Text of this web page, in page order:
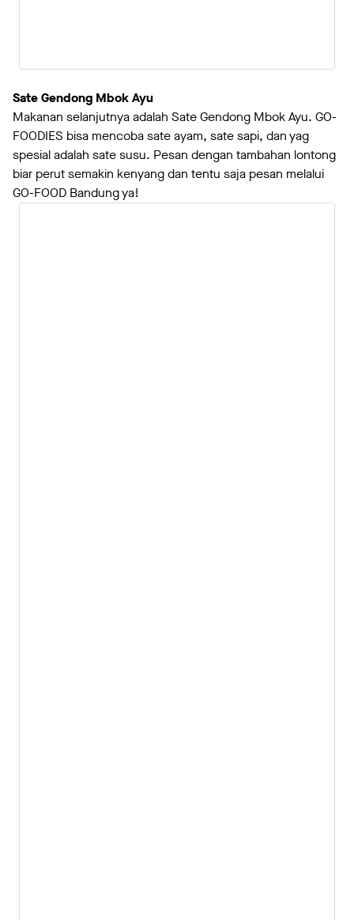
Sate Gendong Mbok Ayu
Makanan selanjutnya adalah Sate Gendong Mbok Ayu. GO-
FOODIES bisa mencoba sate ayam, sate sapi, dan yag
spesial adalah sate susu. Pesan dengan tambahan lontong
biar perut semakin kenyang dan tentu saja pesan melalui
GO-FOOD Bandung ya!